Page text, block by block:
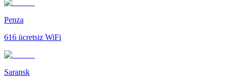
Penza
616 ücretsiz WiFi
Saransk